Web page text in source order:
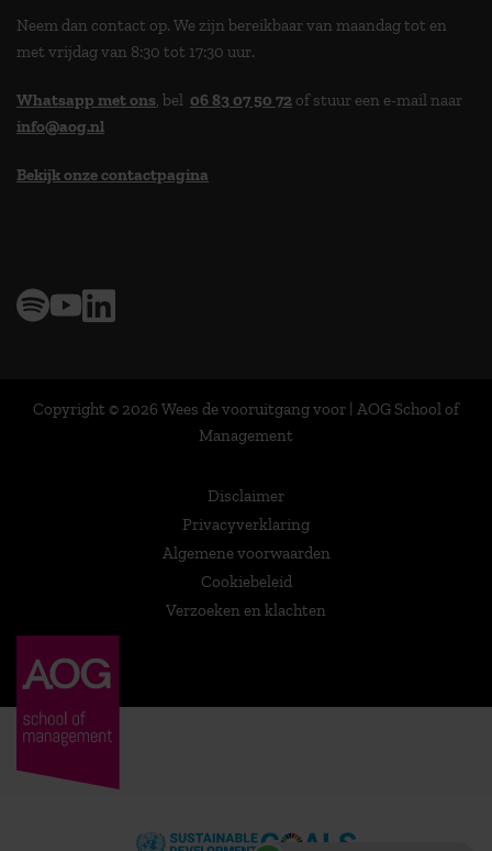
Neem dan contact op. We zijn bereikbaar van maandag tot en
met vrijdag van 8:30 tot 17:30 uur.
Whatsapp met ons, bel 06 83 07 50 72 of stuur een e-mail naar
info@aog.nl
Bekijk onze contactpagina
Copyright © 2026 Wees de vooruitgang voor | AOG School of
Management
Disclaimer
Privacyverklaring
Algemene voorwaarden
Cookiebeleid
Verzoeken en klachten